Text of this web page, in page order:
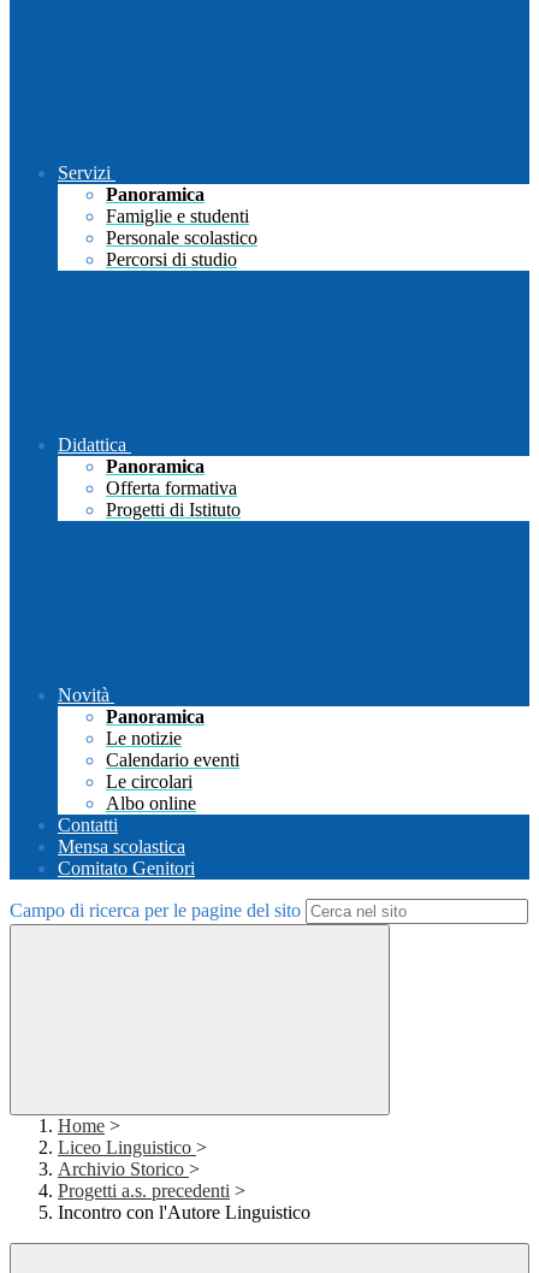
Servizi
Panoramica
Famiglie e studenti
Personale scolastico
Percorsi di studio
Didattica
Panoramica
Offerta formativa
Progetti di Istituto
Novità
Panoramica
Le notizie
Calendario eventi
Le circolari
Albo online
Contatti
Mensa scolastica
Comitato Genitori
Campo di ricerca per le pagine del sito
Home >
Liceo Linguistico >
Archivio Storico >
Progetti a.s. precedenti >
Incontro con l'Autore Linguistico